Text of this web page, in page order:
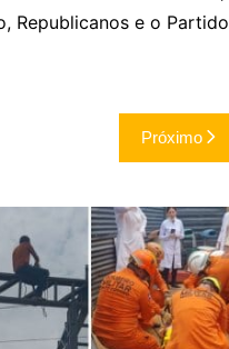
Republicanos e o Partido
Próximo